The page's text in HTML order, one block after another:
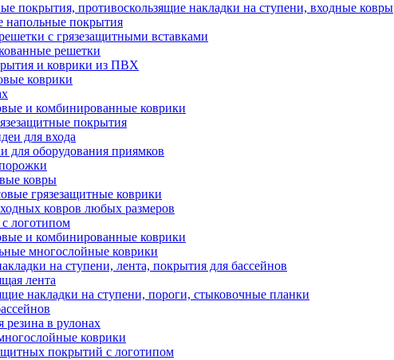
покрытия, противоскользящие накладки на ступени, входные ковры
напольные покрытия
с грязезащитными вставками
решетки
и коврики из ПВХ
коврики
и комбинированные коврики
покрытия
для входа
для оборудования приямков
ковры
грязезащитные коврики
ковров любых размеров
логотипом
и комбинированные коврики
многослойные коврики
на ступени, лента, покрытия для бассейнов
лента
накладки на ступени, пороги, стыковочные планки
резина в рулонах
коврики
покрытий с логотипом